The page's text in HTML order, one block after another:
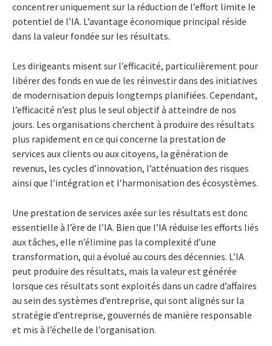
concentrer uniquement sur la réduction de l’effort limite le
potentiel de l’IA. L’avantage économique principal réside
dans la valeur fondée sur les résultats.
Les dirigeants misent sur l’efficacité, particulièrement pour
libérer des fonds en vue de les réinvestir dans des initiatives
de modernisation depuis longtemps planifiées. Cependant,
l’efficacité n’est plus le seul objectif à atteindre de nos
jours. Les organisations cherchent à produire des résultats
plus rapidement en ce qui concerne la prestation de
services aux clients ou aux citoyens, la génération de
revenus, les cycles d’innovation, l’atténuation des risques
ainsi que l’intégration et l’harmonisation des écosystèmes.
Une prestation de services axée sur les résultats est donc
essentielle à l’ère de l’IA. Bien que l’IA réduise les efforts liés
aux tâches, elle n’élimine pas la complexité d’une
transformation, qui a évolué au cours des décennies. L’IA
peut produire des résultats, mais la valeur est générée
lorsque ces résultats sont exploités dans un cadre d’affaires
au sein des systèmes d’entreprise, qui sont alignés sur la
stratégie d’entreprise, gouvernés de manière responsable
et mis à l’échelle de l’organisation.